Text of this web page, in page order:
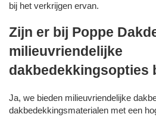
bij het verkrijgen ervan.
Zijn er bij Poppe
milieuvriendelijke
dakbedekkingsopties
Ja, we bieden milieuvriendelijke
dakbedekkingsmaterialen met een